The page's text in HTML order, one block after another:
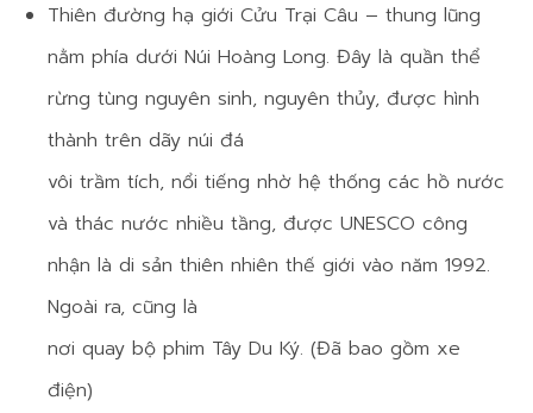
Thiên đường hạ giới Cửu Trại Câu – thung lũng
nằm phía dưới Núi Hoàng Long. Đây là quần thể
rừng tùng nguyên sinh, nguyên thủy, được hình
thành trên dãy núi đá
vôi trầm tích, nổi tiếng nhờ hệ thống các hồ nước
và thác nước nhiều tầng, được UNESCO công
nhận là di sản thiên nhiên thế giới vào năm 1992.
Ngoài ra, cũng là
nơi quay bộ phim Tây Du Ký. (Đã bao gồm xe
điện)